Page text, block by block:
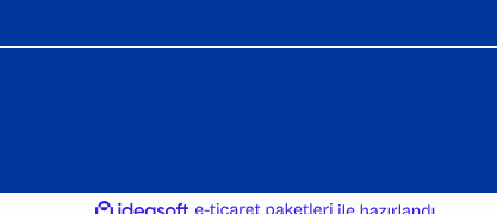
ideasoft e-